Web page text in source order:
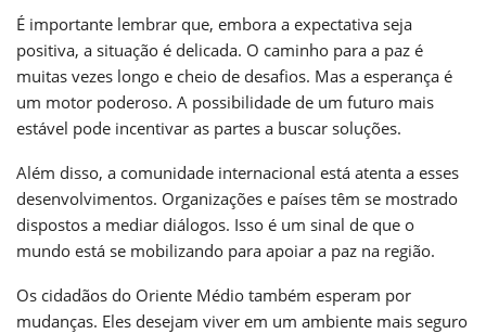
É importante lembrar que, embora a expectativa seja
positiva, a situação é delicada. O caminho para a paz é
muitas vezes longo e cheio de desafios. Mas a esperança é
um motor poderoso. A possibilidade de um futuro mais
estável pode incentivar as partes a buscar soluções.
Além disso, a comunidade internacional está atenta a esses
desenvolvimentos. Organizações e países têm se mostrado
dispostos a mediar diálogos. Isso é um sinal de que o
mundo está se mobilizando para apoiar a paz na região.
Os cidadãos do Oriente Médio também esperam por
mudanças. Eles desejam viver em um ambiente mais seguro